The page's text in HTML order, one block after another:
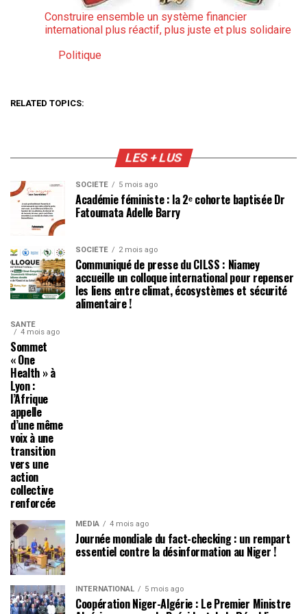
Construire ensemble un système financier
international plus réactif, plus juste et plus solidaire
Par rapport à
Politique
RELATED TOPICS:
LES + LUS
SOCIÉTÉ 5 mois ago
Académie féministe : la 2ᵉ cohorte baptisée Dr
Fatoumata Adelle Barry
SOCIÉTÉ 2 mois ago
Communiqué de presse du CILSS : Niamey
accueille un colloque international pour repenser
les liens entre climat, écosystèmes et sécurité
alimentaire !
SANTÉ
4 mois ago
Sommet
« One
Health » à
Lyon :
l’Afrique
appelle
d’une même
voix à une
transition
vers une
action
collective
renforcée
MÉDIA 4 mois ago
Journée mondiale du fact-checking : un rempart
essentiel contre la désinformation au Niger !
INTERNATIONAL 5 mois ago
Coopération Niger-Algérie : Le Premier Ministre